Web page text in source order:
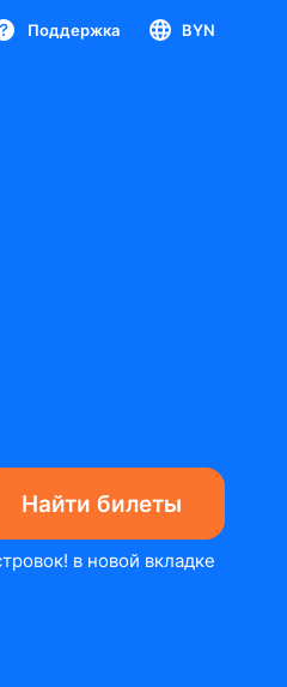
Поддержка BYN
Найти билеты
в новой вкладке